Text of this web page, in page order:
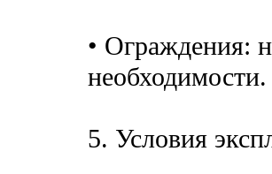
• Ограждения:
необходимости.
5. Условия